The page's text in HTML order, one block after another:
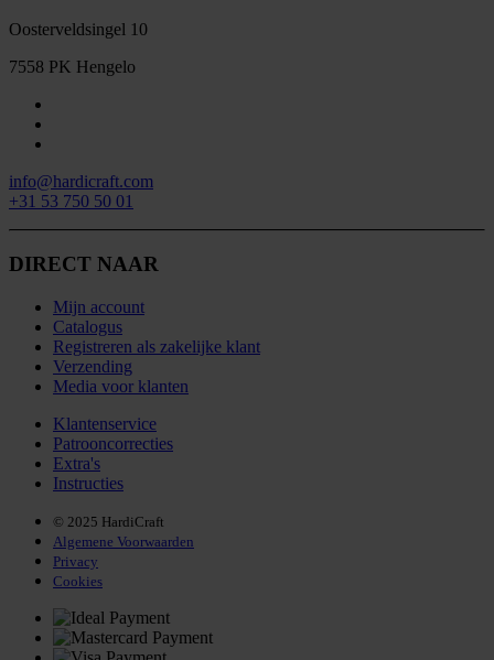
Oosterveldsingel 10
7558 PK Hengelo
info@hardicraft.com
+31 53 750 50 01
DIRECT NAAR
Mijn account
Catalogus
Registreren als zakelijke klant
Verzending
​Media voor klanten
Klantenservice
Patrooncorrecties
Extra's
Instructies
© 2025 HardiCraft
Algemene Voorwaarden
Privacy
Cookies